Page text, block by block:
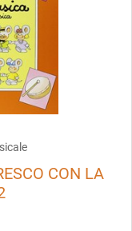
CON LA